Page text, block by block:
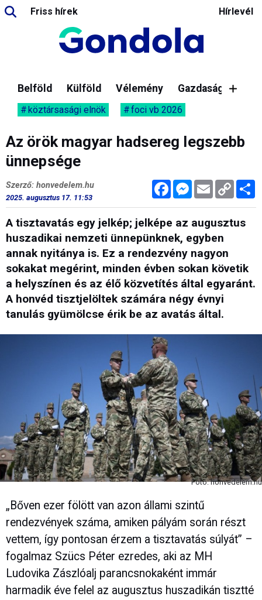
Friss hírek Hírlevél
Belföld Külföld Vélemény Gazdaság
köztársasági elnök foci vb 2026
Az örök magyar hadsereg legszebb
ünnepsége
FacebookMessenger
Email Copy
Link
Szerző: honvedelem.hu
2025. augusztus 17. 11:53
A tisztavatás egy jelkép; jelképe az augusztus
huszadikai nemzeti ünnepünknek, egyben
annak nyitánya is. Ez a rendezvény nagyon
sokakat megérint, minden évben sokan követik
a helyszínen és az élő közvetítés által egyaránt.
A honvéd tisztjelöltek számára négy évnyi
tanulás gyümölcse érik be az avatás által.
Fotó: honvedelem.hu
„Bőven ezer fölött van azon állami szintű
rendezvények száma, amiken pályám során részt
vettem, így pontosan érzem a tisztavatás súlyát” –
fogalmaz Szücs Péter ezredes, aki az MH
Ludovika Zászlóalj parancsnokaként immár
harmadik éve felel az augusztus huszadikán tisztté